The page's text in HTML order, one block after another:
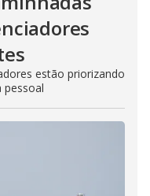
estão priorizando
pessoal